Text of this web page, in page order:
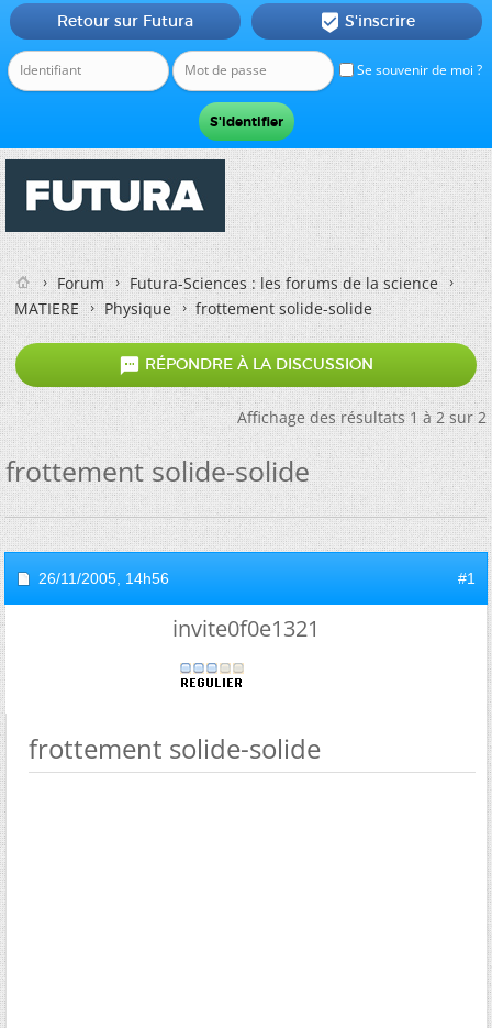
Se souvenir de moi ?
Retour sur Futura  S'inscrire
Forum
Futura-Sciences : les forums de la science
MATIERE
Physique frottement solide-solide
 RÉPONDRE À LA DISCUSSION
Affichage des résultats 1 à 2 sur 2
frottement solide-solide
26/11/2005, 14h56 #1
invite0f0e1321
frottement solide-solide